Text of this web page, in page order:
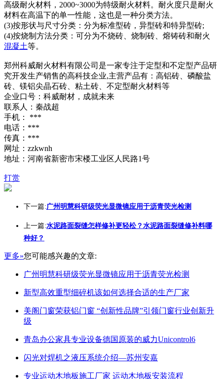
高级耐火材料，2000~3000为特级耐火材料。耐火度只是耐火
材料在高温下的单一性能，这也是一种分类方法。
(3)按形状与尺寸分类：分为标准型砖，异型砖和特异型砖;
(4)按烧制方法分类：可分为不烧砖、烧制砖、熔铸砖和耐火
混凝土等。
郑州科威耐火材料有限公司是一家专注于定型和不定型产品研
究开发生产销售的高科技企业,主营产品有：高铝砖、磷酸盐
砖、镁铝尖晶石砖、粘土砖、不定型耐火材料等
企业口号：科威耐材，成就未来
联系人：秦战超
手机： ***
电话：***
传真：***
网址：zzkwnh
地址：河南省新密市宋楼工业区人民路1号
打赏
下一篇:广州明慧科研级荧光显微镜应用于沥青荧光检测
上一篇:水泥路面裂缝怎样修补更轻松？水泥路面裂缝修补料哪
种好？
更多»您可能感兴趣的文章:
广州明慧科研级荧光显微镜应用于沥青荧光检测
新型高效重型细碎机该如何选择合适的生产厂家
美阁门窗荣获铝门窗 “创新性品牌”引领门窗行业创新升
级
青岛办公家具专业设备德国原装的威力Unicontrol6
闪光对焊机之液压系统介绍—苏州安嘉
专业运动木地板施工厂家 运动木地板安装流程